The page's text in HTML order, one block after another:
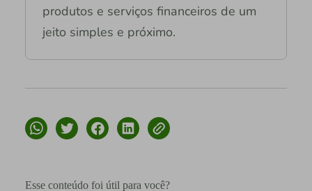
produtos e serviços financeiros de um
jeito simples e próximo.
Esse conteúdo foi útil para você?